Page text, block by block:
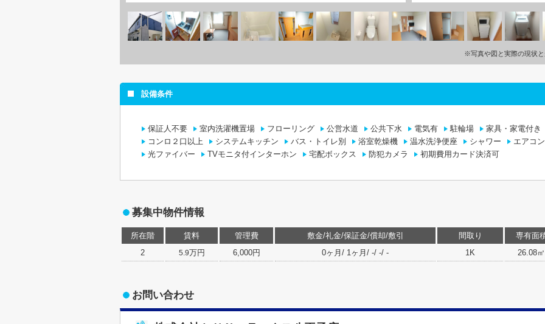
※写真や図と実際の現状
設備条件
保証人不要 室内洗濯機置場 フローリング 公営水道 公共下水 電気有 駐輪場
家具・家電付き
コンロ２口以上
システムキッチン バス・トイレ別 浴室乾燥機 温水洗浄便座 シャワー
エアコン
光ファイバー
TVモニタ付インターホン 宅配ボックス 防犯カメラ 初期費用カード決済可
募集中物件情報
所在階 賃料 管理費 敷金/礼金/保証金/償却/敷引 間取り
専有面
2
5.9万円 6,000円 0ヶ月/ 1ヶ月/ -/ -/ - 1K 26.08㎡
お問い合わせ